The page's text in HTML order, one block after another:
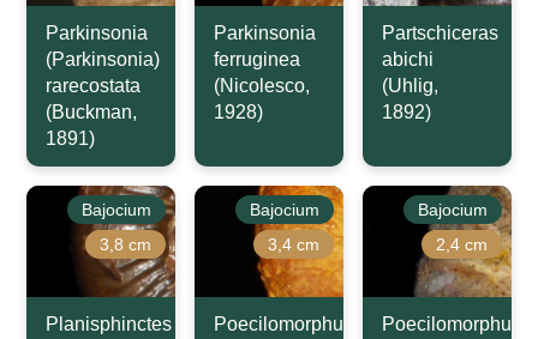
Parkinsonia
(Parkinsonia)
rarecostata
(Buckman,
1891)
Parkinsonia
ferruginea
(Nicolesco,
1928)
Partschiceras
abichi
(Uhlig,
1892)
Bajocium
3,8 cm
Planisphinctes
Bajocium
3,4 cm
Poecilomorphus
Bajocium
2,4 cm
Poecilomorphus